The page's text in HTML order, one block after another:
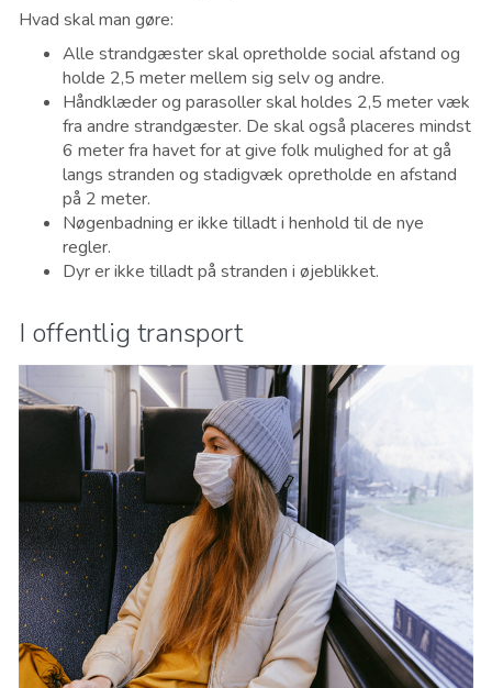
Hvad skal man gøre:
Alle strandgæster skal opretholde social afstand og
holde 2,5 meter mellem sig selv og andre.
Håndklæder og parasoller skal holdes 2,5 meter væk
fra andre strandgæster. De skal også placeres mindst
6 meter fra havet for at give folk mulighed for at gå
langs stranden og stadigvæk opretholde en afstand
på 2 meter.
Nøgenbadning er ikke tilladt i henhold til de nye
regler.
Dyr er ikke tilladt på stranden i øjeblikket.
I offentlig transport